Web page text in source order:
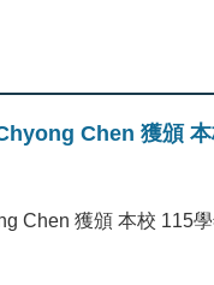
Chen 獲頒
Chen 獲頒 本校 115